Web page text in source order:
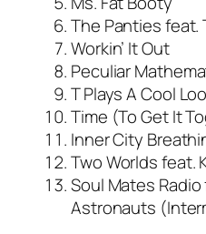
The Panties feat.
Workin’ It Out
Peculiar
T Plays A Cool
Time (To Get It
Inner City
Two Worlds feat.
Soul Mates
Astronauts